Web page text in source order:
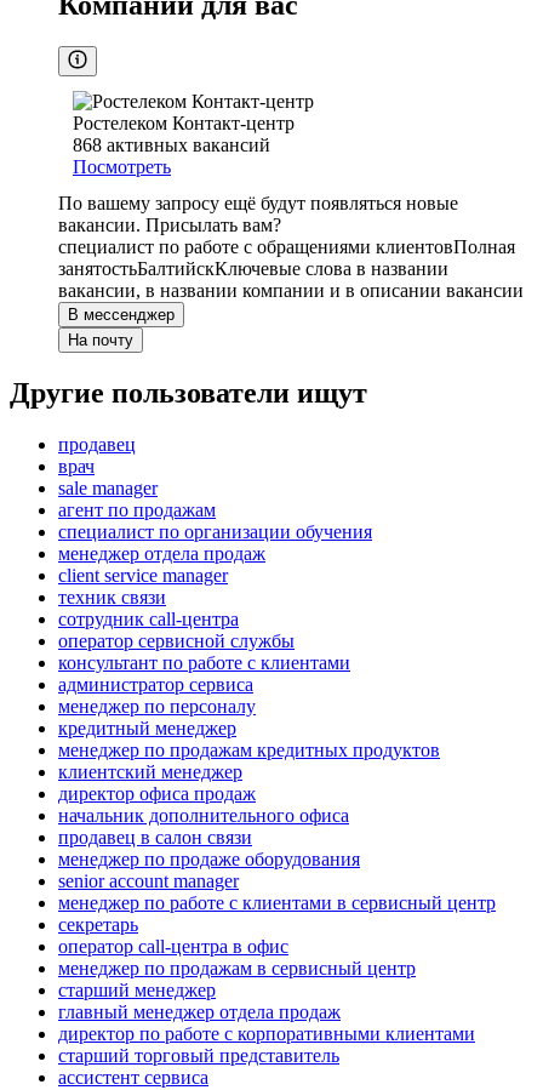
Ростелеком Контакт-центр
868 активных вакансий
Посмотреть
По вашему запросу ещё будут появляться новые
вакансии. Присылать вам?
специалист по работе с обращениями клиентовПолная
занятостьБалтийскКлючевые слова в названии
вакансии, в названии компании и в описании вакансии
В мессенджер
На почту
Другие пользователи ищут
продавец
врач
sale manager
агент по продажам
специалист по организации обучения
менеджер отдела продаж
client service manager
техник связи
сотрудник call-центра
оператор сервисной службы
консультант по работе с клиентами
администратор сервиса
менеджер по персоналу
кредитный менеджер
менеджер по продажам кредитных продуктов
клиентский менеджер
директор офиса продаж
начальник дополнительного офиса
продавец в салон связи
менеджер по продаже оборудования
senior account manager
менеджер по работе с клиентами в сервисный центр
секретарь
оператор call-центра в офис
менеджер по продажам в сервисный центр
старший менеджер
главный менеджер отдела продаж
директор по работе с корпоративными клиентами
старший торговый представитель
ассистент сервиса